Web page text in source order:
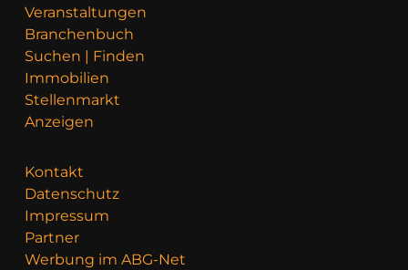
Veranstaltungen
Branchenbuch
Suchen | Finden
Immobilien
Stellenmarkt
Anzeigen
Kontakt
Datenschutz
Impressum
Partner
Werbung im ABG-Net